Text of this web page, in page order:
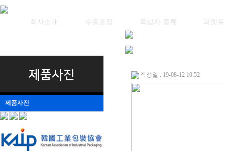
회사소개 수출포장 목상자 종류 파렛
제품사진
제품사진
작성일 : 19-08-12 10:52